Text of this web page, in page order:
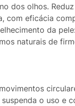
dos olhos.
com eficácia
da
naturais de
o uso e